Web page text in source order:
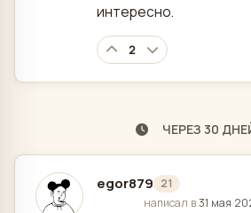
интересно.
2
ЧЕРЕЗ 30
egor879 21
отредактировано
написал в31 мая